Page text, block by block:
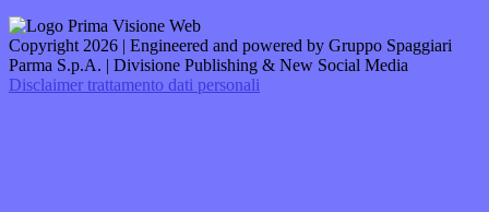
Copyright 2026 | Engineered and powered by Gruppo Spaggiari
Parma S.p.A. | Divisione Publishing & New Social Media
Disclaimer trattamento dati personali